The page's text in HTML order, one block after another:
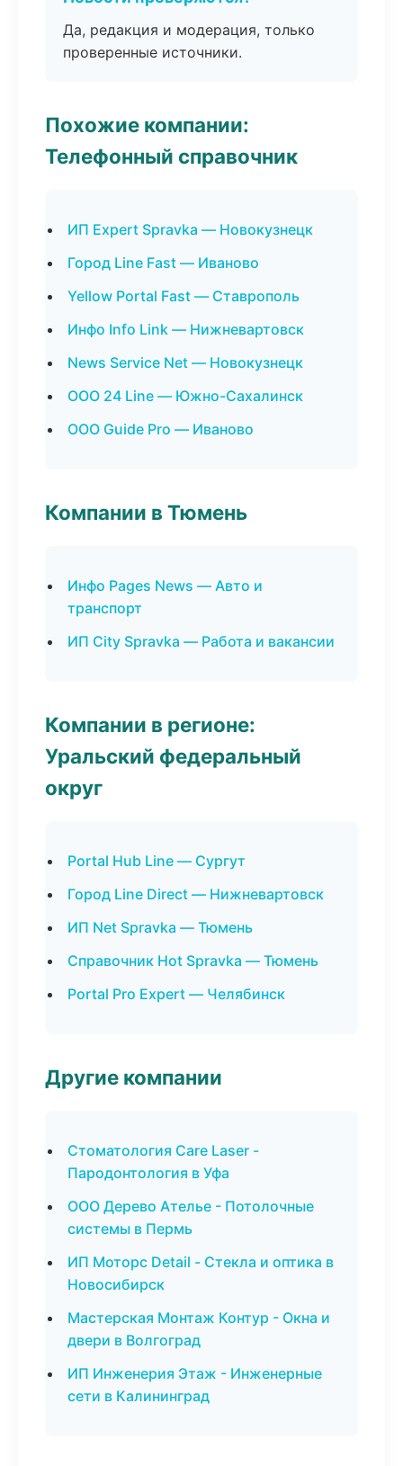
Да, редакция и модерация, только
проверенные источники.
Похожие компании:
Телефонный справочник
ИП Expert Spravka — Новокузнецк
Город Line Fast — Иваново
Yellow Portal Fast — Ставрополь
Инфо Info Link — Нижневартовск
News Service Net — Новокузнецк
ООО 24 Line — Южно-Сахалинск
ООО Guide Pro — Иваново
Компании в Тюмень
Инфо Pages News — Авто и
транспорт
ИП City Spravka — Работа и вакансии
Компании в регионе:
Уральский федеральный
округ
Portal Hub Line — Сургут
Город Line Direct — Нижневартовск
ИП Net Spravka — Тюмень
Справочник Hot Spravka — Тюмень
Portal Pro Expert — Челябинск
Другие компании
Стоматология Care Laser -
Пародонтология в Уфа
ООО Дерево Ателье - Потолочные
системы в Пермь
ИП Моторс Detail - Стекла и оптика в
Новосибирск
Мастерская Монтаж Контур - Окна и
двери в Волгоград
ИП Инженерия Этаж - Инженерные
сети в Калининград